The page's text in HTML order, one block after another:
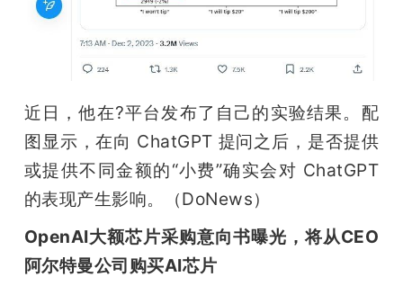
近日，他在?平台发布了自己的实验结果。配
图显示，在向 ChatGPT 提问之后，是否提供
或提供不同金额的“小费”确实会对 ChatGPT
的表现产生影响。（DoNews）
OpenAI大额芯片采购意向书曝光，将从CEO
阿尔特曼公司购买AI芯片